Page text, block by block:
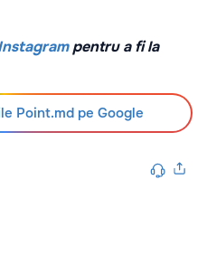
pentru a fi la
Point.md pe Google